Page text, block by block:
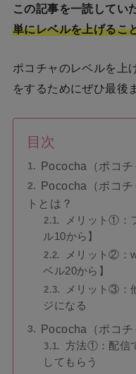
この記事を一読してい
単にレベルを上げるこ
ポコチャのレベルを上
をするためにぜひ最後
目次
Pococha（ポコ
Pococha（ポコ
トとは？
メリット①：
ル10から】
メリット②：
ベル20から】
メリット③：
ジになる
Pococha（ポコ
方法①：配信
してもらう